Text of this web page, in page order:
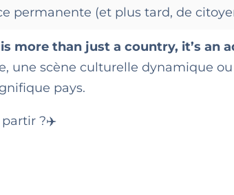
permanente (et plus tard, de
more than just a country, it’s an
une scène culturelle dynamique
pays.
partir ?✈️